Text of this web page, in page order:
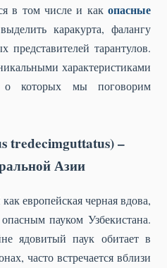
в том числе и как опасные
каракурта, фалангу
представителей тарантулов.
характеристиками
о которых мы поговорим
tredecimguttatus) –
Азии
европейская черная вдова,
пауком Узбекистана.
ядовитый паук обитает в
часто встречается вблизи